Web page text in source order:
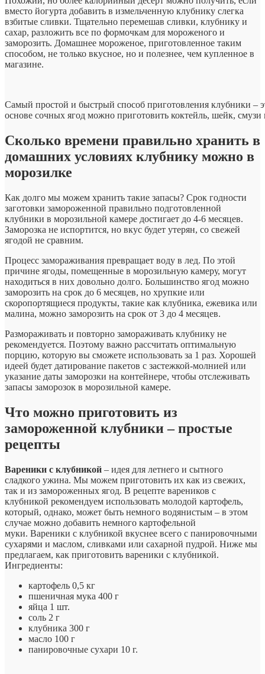
вместо йогурта добавить в измельченную клубнику слегка
взбитые сливки. Тщательно перемешав сливки, клубнику и
сахар, разложить все по формочкам для мороженого и
заморозить. Домашнее мороженое, приготовленное таким
способом, не только вкусное, но и полезнее, чем купленное в
магазине.
Самый простой и быстрый способ приготовления клубники –
основе сочных ягод можно приготовить коктейль, шейк,
Сколько времени правильно хранить в
домашних условиях клубнику можно в
морозилке
Как долго мы можем хранить такие запасы? Срок годности
заготовки замороженной правильно подготовленной
клубники в морозильной камере достигает до 4-6 месяцев.
Заморозка не испортится, но вкус будет утерян, со свежей
ягодой не сравним.
Процесс замораживания превращает воду в лед. По этой
причине ягоды, помещенные в морозильную камеру, могут
находиться в них довольно долго. Большинство ягод можно
заморозить на срок до 6 месяцев, но хрупкие или
скоропортящиеся продукты, такие как клубника, ежевика или
малина, можно заморозить на срок от 3 до 4 месяцев.
Размораживать и повторно замораживать клубнику не
рекомендуется. Поэтому важно рассчитать оптимальную
порцию, которую вы сможете использовать за 1 раз. Хорошей
идеей будет датирование пакетов с застежкой-молнией или
указание даты заморозки на контейнере, чтобы отслеживать
запасы заморозок в морозильной камере.
Что можно приготовить из
замороженной клубники – простые
рецепты
Вареники с клубникой – идея для летнего и сытного
сладкого ужина. Мы можем приготовить их как из свежих,
так и из замороженных ягод. В рецепте вареников с
клубникой рекомендуем использовать молодой картофель,
который, однако, может быть немного водянистым – в этом
случае можно добавить немного картофельной
муки. Вареники с клубникой вкуснее всего с панировочными
сухарями и маслом, сливками или сахарной пудрой. Ниже мы
предлагаем, как приготовить вареники с клубникой.
Ингредиенты:
картофель 0,5 кг
пшеничная мука 400 г
яйца 1 шт.
соль 2 г
клубника 300 г
масло 100 г
панировочные сухари 10 г.